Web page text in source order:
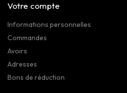
Votre compte
Informations personnelles
Commandes
Avoirs
Adresses
Bons de réduction